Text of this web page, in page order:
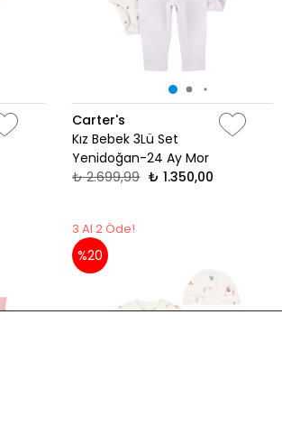
Carter's
Kız Bebek 3Lü Set
Yenidoğan-24 Ay Mor
₺ 2.699,99 ₺ 1.350,00
3 Al 2 Öde!
%20